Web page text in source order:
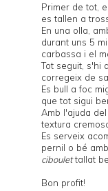
Primer de tot,
es tallen a
En una olla,
durant uns 5
carbassa i el
Tot seguit, s'hi
corregeix de
Es bull a foc
que tot sigui
Amb l'ajuda
textura
Es serveix
pernil o bé
ciboulettallat
Bon profit!